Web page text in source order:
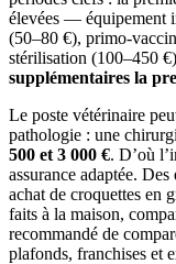
élevées — équipement
(50–80 €),
stérilisation (100–450
supplémentaires la
Le poste vétérinaire
pathologie : une
500 et 3 000 €. D’où
assurance adaptée.
achat de croquettes en
faits à la maison,
recommandé de
plafonds, franchises et